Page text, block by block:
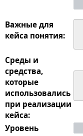
Важные для
кейса понятия:
Среды и
средства,
которые
использовались
при реализации
кейса:
Уровень